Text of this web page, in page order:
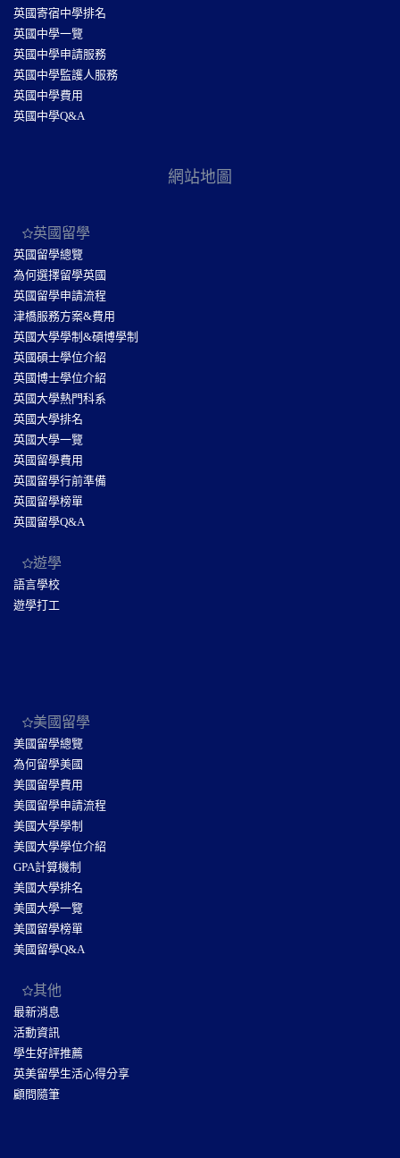
英國寄宿中學排名
英國中學一覽
英國中學申請服務
英國中學監護人服務
英國中學費用
英國中學Q&A
網站地圖
英國留學
英國留學總覽
為何選擇留學英國
英國留學申請流程
津橋服務方案&費用
英國大學學制&碩博學制
英國碩士學位介紹
英國博士學位介紹
英國大學熱門科系
英國大學排名
英國大學一覽
英國留學費用
英國留學行前準備
英國留學榜單
英國留學Q&A
遊學
語言學校
遊學打工
美國留學
美國留學總覽
為何留學美國
美國留學費用
美國留學申請流程
美國大學學制
美國大學學位介紹
GPA計算機制
美國大學排名
美國大學一覽
美國留學榜單
美國留學Q&A
其他
最新消息
活動資訊
學生好評推薦
英美留學生活心得分享
顧問隨筆